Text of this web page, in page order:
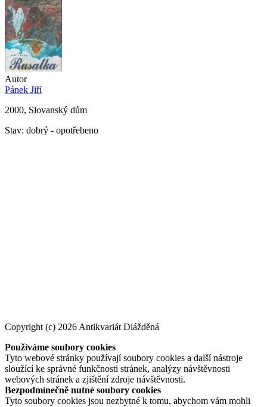
Autor
Pánek Jiří
2000, Slovanský dům
Stav: dobrý - opotřebeno
Copyright (c) 2026 Antikvariát Dlážděná
Používáme soubory cookies
Tyto webové stránky používají soubory cookies a další nástroje
sloužící ke správné funkčnosti stránek, analýzy návštěvnosti
webových stránek a zjištění zdroje návštěvnosti.
Bezpodmínečně nutné soubory cookies
Tyto soubory cookies jsou nezbytné k tomu, abychom vám mohli